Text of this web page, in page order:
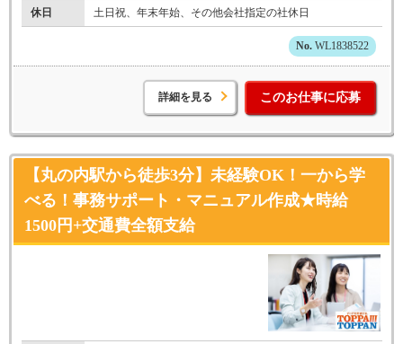
休日 土日祝、年末年始、その他会社指定の社休日
WL1838522
詳細を見る このお仕事に応募
【丸の内駅から徒歩3分】未経験OK！一から学
べる！事務サポート・マニュアル作成★時給
1500円+交通費全額支給